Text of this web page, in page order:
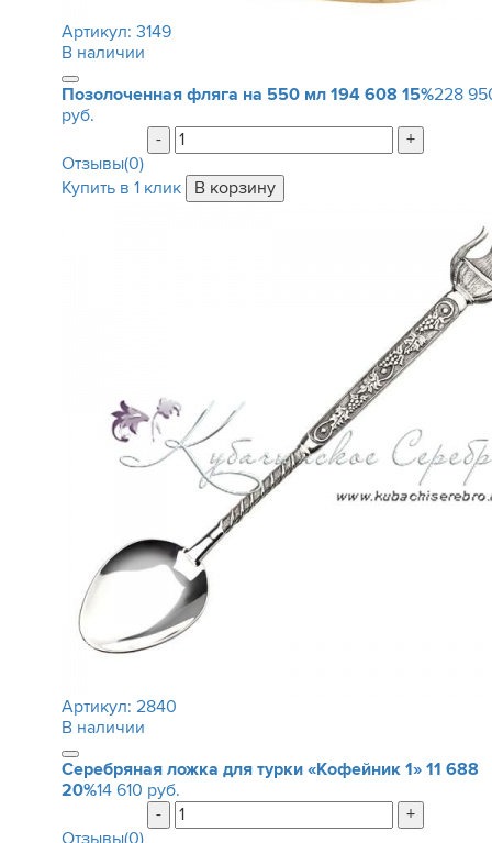
Артикул: 3149
В наличии
Позолоченная фляга на 550 мл 194 608 15%228
руб.
-
+
Отзывы(0)
Купить в 1 клик
Артикул: 2840
В наличии
Серебряная ложка для турки «Кофейник 1» 11 688
20%14 610 руб.
-
+
Отзывы(0)